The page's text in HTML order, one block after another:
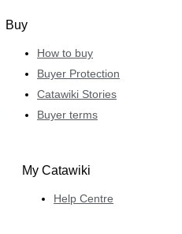
Buy
How to buy
Buyer Protection
Catawiki Stories
Buyer terms
My Catawiki
Help Centre